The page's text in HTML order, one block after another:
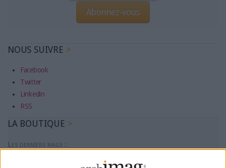
Abonnez-vous
NOUS SUIVRE
Facebook
Twitter
Linkedin
RSS
LA BOUTIQUE
Les derniers mags :
IA et automatisation : vers la fin de la veille?